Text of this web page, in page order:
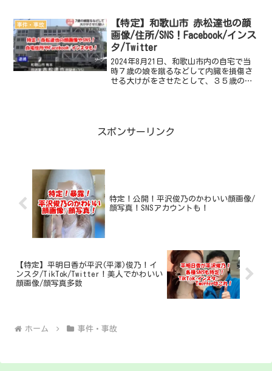
画が晒される！！！画像も！徹底調査し
ました。2024年...
事件・事故
【特定】和歌山市 赤松達也の顔
画像/住所/SNS！Facebook/インス
タ/Twitter
2024年8月21日、和歌山市内の自宅で当
時７歳の娘を蹴るなどして内臓を損傷さ
せる大けがをさせたとして、３５歳の父
スポンサーリンク
特定！公開！平沢俊乃のかわいい顔画像/
顔写真！SNSアカウントも！
【特定】平明日香が平沢(平澤)俊乃！イ
ンスタ/TikTok/Twitter！美人でかわいい
顔画像/顔写真多数
ホーム 事件・事故